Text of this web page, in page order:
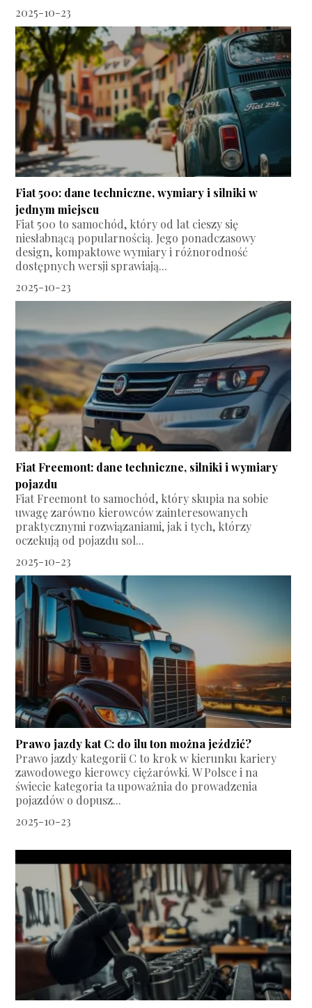
2025-10-23
Fiat 500: dane techniczne, wymiary i silniki w
jednym miejscu
Fiat 500 to samochód, który od lat cieszy się
niesłabnącą popularnością. Jego ponadczasowy
design, kompaktowe wymiary i różnorodność
dostępnych wersji sprawiają...
2025-10-23
Fiat Freemont: dane techniczne, silniki i wymiary
pojazdu
Fiat Freemont to samochód, który skupia na sobie
uwagę zarówno kierowców zainteresowanych
praktycznymi rozwiązaniami, jak i tych, którzy
oczekują od pojazdu sol...
2025-10-23
Prawo jazdy kat C: do ilu ton można jeździć?
Prawo jazdy kategorii C to krok w kierunku kariery
zawodowego kierowcy ciężarówki. W Polsce i na
świecie kategoria ta upoważnia do prowadzenia
pojazdów o dopusz...
2025-10-23